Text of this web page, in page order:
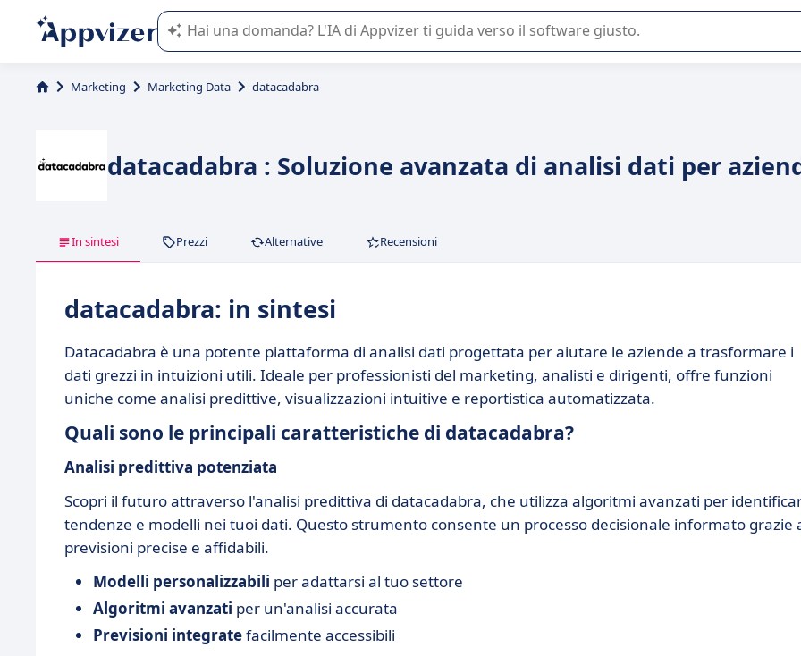
L'IA di Appvizer vi guida nell'utilizzo o nella scelta di un software SaaS per la vostra azienda.
Marketing Marketing Data datacadabra
datacadabra : Soluzione avanzata di analisi dati per
In sintesi Prezzi Alternative Recensioni
datacadabra: in sintesi
Datacadabra è una potente piattaforma di analisi dati progettata per aiutare le aziende a trasformare i
dati grezzi in intuizioni utili. Ideale per professionisti del marketing, analisti e dirigenti, offre funzioni
uniche come analisi predittive, visualizzazioni intuitive e reportistica automatizzata.
Quali sono le principali caratteristiche di datacadabra?
Analisi predittiva potenziata
Scopri il futuro attraverso l'analisi predittiva di datacadabra, che utilizza algoritmi avanzati per
tendenze e modelli nei tuoi dati. Questo strumento consente un processo decisionale informato grazie
previsioni precise e affidabili.
Modelli personalizzabili per adattarsi al tuo settore
Algoritmi avanzati per un'analisi accurata
Previsioni integratefacilmente accessibili